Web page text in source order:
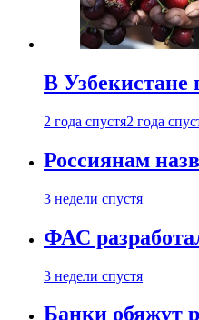
В Узбекистане
2 года спустя2 года
Россиянам
3 недели спустя
ФАС
3 недели спустя
Банки обяжут